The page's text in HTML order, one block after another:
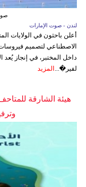
لندن - صوت الإمارات
أعلن باحثون في الولايات
الاصطناعي لتصميم فيروسات
داخل المختبر، في إنجاز
لفير�...
المزيد
هيئة الشارقة